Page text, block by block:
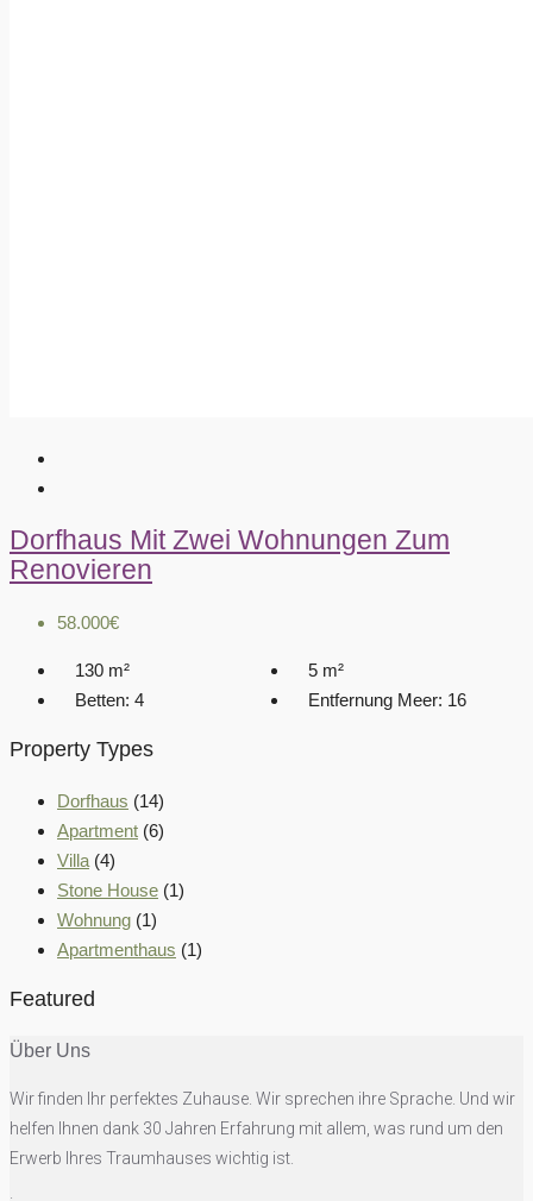
Dorfhaus Mit Zwei Wohnungen Zum
Renovieren
58.000€
130 m² 5 m²
Betten: 4 Entfernung Meer: 16
Property Types
Dorfhaus (14)
Apartment (6)
Villa (4)
Stone House (1)
Wohnung (1)
Apartmenthaus (1)
Featured
Über Uns
Wir finden Ihr perfektes Zuhause. Wir sprechen ihre Sprache. Und wir
helfen Ihnen dank 30 Jahren Erfahrung mit allem, was rund um den
Erwerb Ihres Traumhauses wichtig ist.